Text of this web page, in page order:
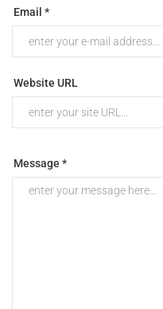
Email *
Website URL
Message *